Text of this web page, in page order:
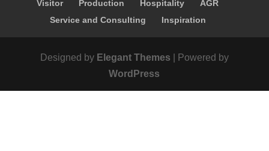
Visitor
Production Hospitality
AGR
Service and Consulting
Inspiration
Designed by Elegant Themes | Powered by
WordPress